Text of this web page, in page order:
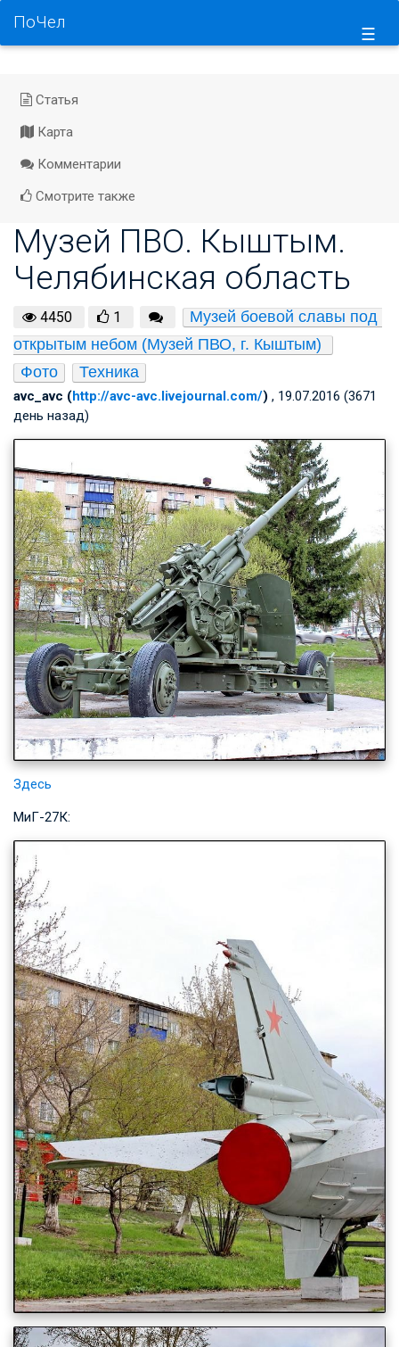
☰
ПоЧел
Статья
Карта
Комментарии
Смотрите также
Музей ПВО. Кыштым.
Челябинская область
4450 1
Музей боевой славы под
открытым небом (Музей ПВО, г. Кыштым)
Фото
Техника
avc_avc (http://avc-avc.livejournal.com/) , 19.07.2016 (3671
день назад)
Здесь
МиГ-27К: